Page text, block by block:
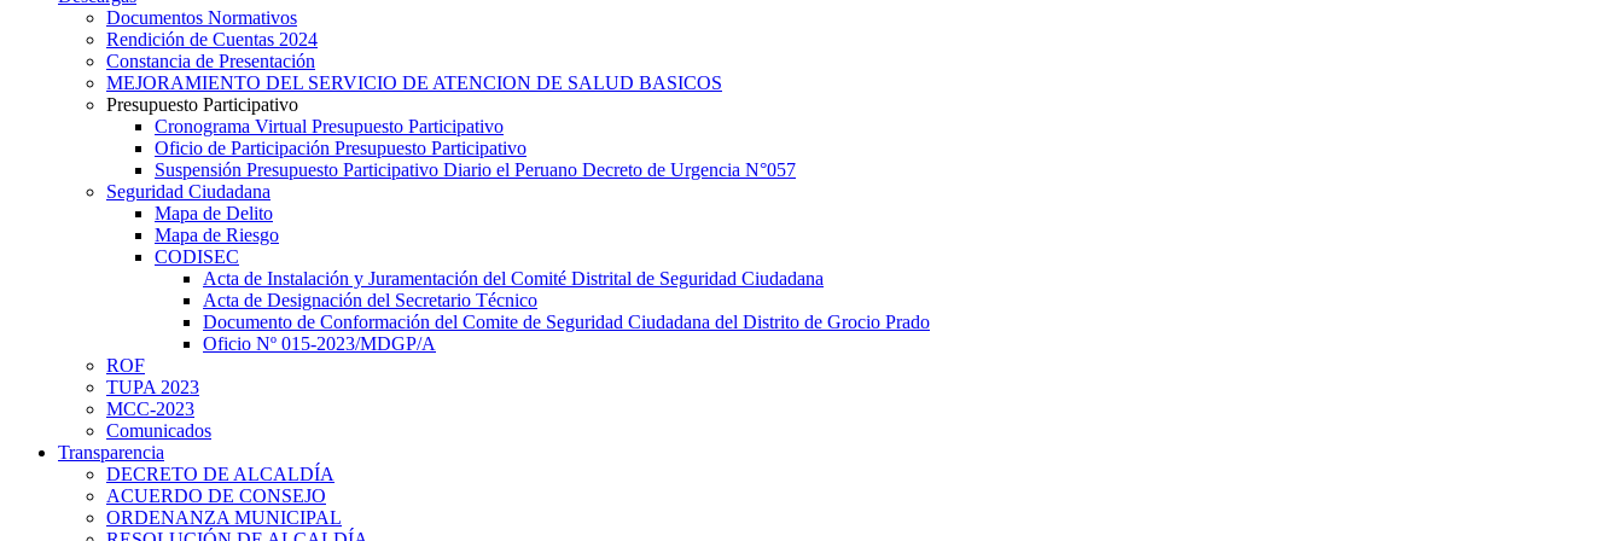
Documentos Normativos
Rendición de Cuentas 2024
Constancia de Presentación
MEJORAMIENTO DEL SERVICIO DE ATENCION DE SALUD BASICOS
Presupuesto Participativo
Cronograma Virtual Presupuesto Participativo
Oficio de Participación Presupuesto Participativo
Suspensión Presupuesto Participativo Diario el Peruano Decreto de Urgencia N°057
Seguridad Ciudadana
Mapa de Delito
Mapa de Riesgo
CODISEC
Acta de Instalación y Juramentación del Comité Distrital de Seguridad Ciudadana
Acta de Designación del Secretario Técnico
Documento de Conformación del Comite de Seguridad Ciudadana del Distrito de Grocio Prado
Oficio Nº 015-2023/MDGP/A
ROF
TUPA 2023
MCC-2023
Comunicados
Transparencia
DECRETO DE ALCALDÍA
ACUERDO DE CONSEJO
ORDENANZA MUNICIPAL